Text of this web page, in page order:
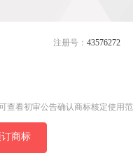
注册号： 43576272
查看初审公告确认商标核定使用
商标